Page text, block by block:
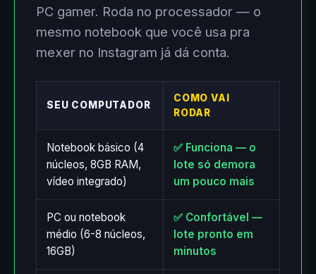
PC gamer. Roda no processador — o
mesmo notebook que você usa pra
mexer no Instagram já dá conta.
SEU COMPUTADOR
COMO VAI
RODAR
Notebook básico (4
núcleos, 8GB RAM,
vídeo integrado)
✅ Funciona — o
lote só demora
um pouco mais
PC ou notebook
médio (6-8 núcleos,
16GB)
✅ Confortável —
lote pronto em
minutos